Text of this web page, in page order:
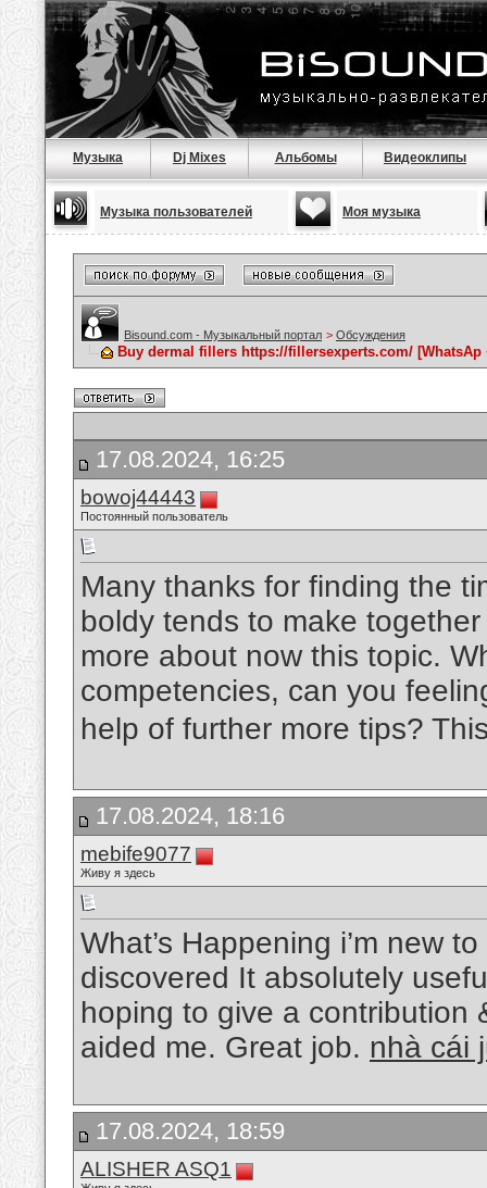
Музыка Dj Mixes Альбомы Видеоклипы
Музыка пользователей Моя музыка
Bisound.com - Музыкальный портал > Обсуждения
Buy dermal fillers https://fillersexperts.com/ [WhatsAp
17.08.2024, 16:25
bowoj44443
Постоянный пользователь
Many thanks for finding the
boldy tends to make
more about now this topic.
competencies, can you
help of further more tips?
17.08.2024, 18:16
mebife9077
Живу я здесь
What’s Happening i’m new
discovered It absolutely
hoping to give a contribution
aided me. Great job. nhà cái
17.08.2024, 18:59
ALISHER ASQ1